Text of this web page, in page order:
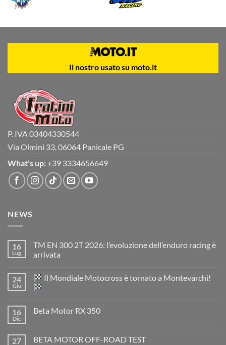
Il nostro usato su moto.it
P. IVA 03404330544
Via Olmini 33, 06064 Panicale PG
What's up: +39 3334656649
NEWS
16
Lug
TM EN 300 2T 2026: l’evoluzione dell’enduro racing è
arrivata
su
TM
EN
2026:
è
arrivata
24
Giu
Il Mondiale Motocross è tornato a Montevarchi!
su
Motocross
è
16
Dic
Beta Motor RX 350
Beta
27 BETA MOTOR OFF-ROAD TEST